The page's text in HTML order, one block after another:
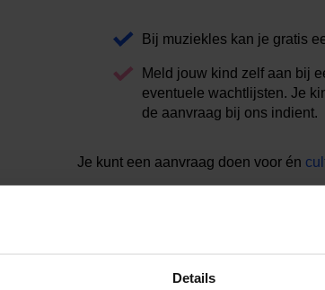
Details
Bij muziekles kan je gratis
Meld jouw kind zelf aan bij
eventuele wachtlijsten. Je
de aanvraag bij ons indient.
Je kunt een aanvraag doen voor én